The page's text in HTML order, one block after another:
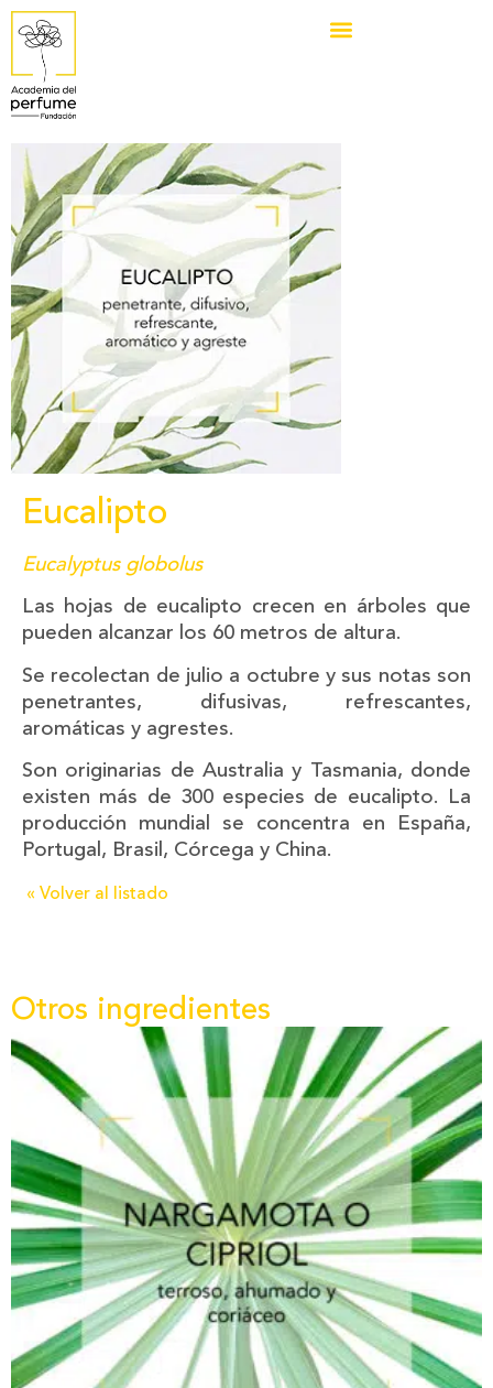
Eucalipto
Eucalyptus globolus
Las hojas de eucalipto crecen en árboles que
pueden alcanzar los 60 metros de altura.
Se recolectan de julio a octubre y sus notas son
penetrantes, difusivas, refrescantes,
aromáticas y agrestes.
Son originarias de Australia y Tasmania, donde
existen más de 300 especies de eucalipto. La
producción mundial se concentra en España,
Portugal, Brasil, Córcega y China.
« Volver al listado
Otros ingredientes